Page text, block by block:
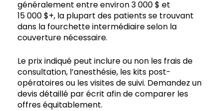
généralement entre environ 3 000 $ et
15 000 $+, la plupart des patients se trouvant
dans la fourchette intermédiaire selon la
couverture nécessaire.
Le prix indiqué peut inclure ou non les frais de
consultation, l’anesthésie, les kits post-
opératoires ou les visites de suivi. Demandez un
devis détaillé par écrit afin de comparer les
offres équitablement.